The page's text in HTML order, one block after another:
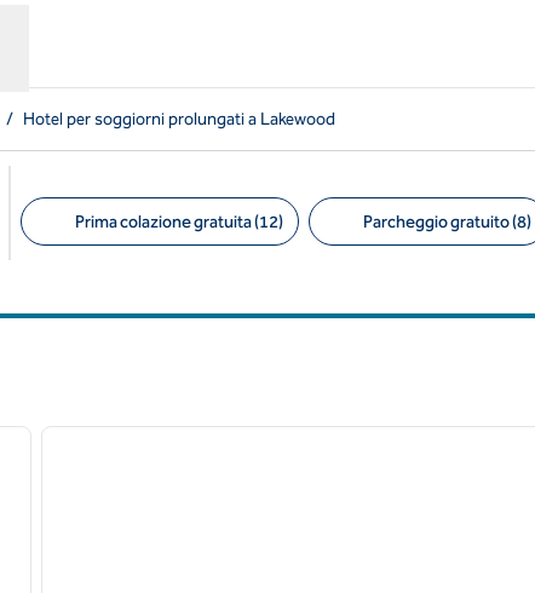
/ Hotel per soggiorni prolungati a Lakewood
Prima colazione gratuita (12) Parcheggio gratuito (8)
immagine successiva
1 di 12